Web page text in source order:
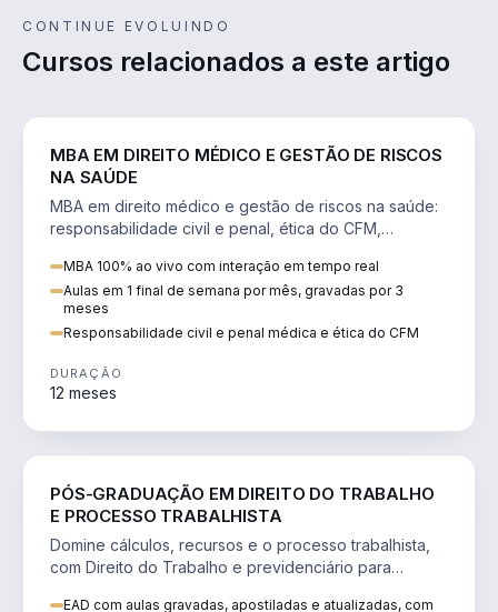
CONTINUE EVOLUINDO
Cursos relacionados a este artigo
MBA EM DIREITO MÉDICO E GESTÃO DE RISCOS
NA SAÚDE
MBA em direito médico e gestão de riscos na saúde:
responsabilidade civil e penal, ética do CFM,
MBA 100% ao vivo com interação em tempo real
Aulas em 1 final de semana por mês, gravadas por 3
meses
Responsabilidade civil e penal médica e ética do CFM
DURAÇÃO
12 meses
PÓS-GRADUAÇÃO EM DIREITO DO TRABALHO
E PROCESSO TRABALHISTA
Domine cálculos, recursos e o processo trabalhista,
com Direito do Trabalho e previdenciário para
EAD com aulas gravadas, apostiladas e atualizadas, com